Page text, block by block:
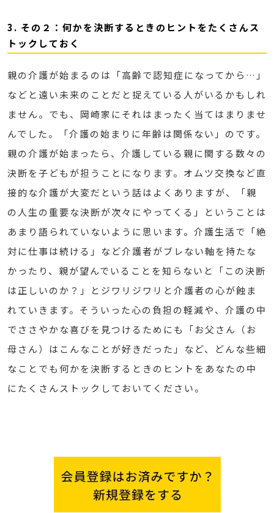
3. その２：何かを決断するときのヒントをたくさんス
トックしておく
親の介護が始まるのは「高齢で認知症になってから…」
などと遠い未来のことだと捉えている人がいるかもしれ
ません。でも、岡崎家にそれはまったく当てはまりませ
んでした。「介護の始まりに年齢は関係ない」のです。
親の介護が始まったら、介護している親に関する数々の
決断を子どもが担うことになります。オムツ交換など直
接的な介護が大変だという話はよくありますが、「親
の人生の重要な決断が次々にやってくる」ということは
あまり語られていないように思います。介護生活で「絶
対に仕事は続ける」など介護者がブレない軸を持たな
かったり、親が望んでいることを知らないと「この決断
は正しいのか？」とジワリジワリと介護者の心が蝕ま
れていきます。そういった心の負担の軽減や、介護の中
でささやかな喜びを見つけるためにも「お父さん（お
母さん）はこんなことが好きだった」など、どんな些細
なことでも何かを決断するときのヒントをあなたの中
にたくさんストックしておいてください。